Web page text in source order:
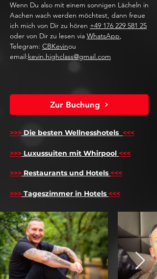
Wenn Du also mit einem sonnigen Lächeln in
Aachen wach werden möchtest, dann freue
ich mich von Dir zu hören +49 176 229 581 25
oder von Dir zu lesen via WhatsApp,
Telegram: CBKevinou
email:kevin.highclass@gmail.com
Zur Buchung
>>> Die besten Wellnesshotels <<<
>>> Luxussuiten mit Whirpool <<<
>>> Restaurants und Hotels <<<
>>> Tageszimmer in Hotels <<<